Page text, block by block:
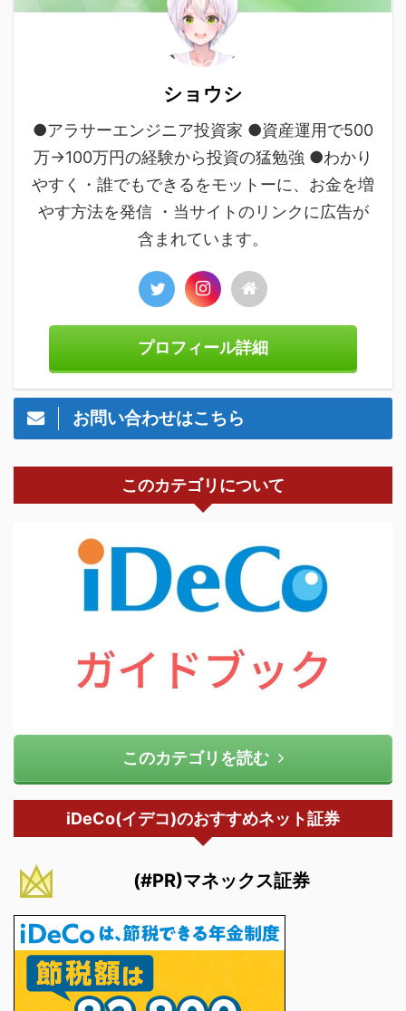
ショウシ
●アラサーエンジニア投資家 ●資産運用で500
万→100万円の経験から投資の猛勉強 ●わかり
やすく・誰でもできるをモットーに、お金を増
やす方法を発信 ・当サイトのリンクに広告が
含まれています。
プロフィール詳細
お問い合わせはこちら
このカテゴリについて
このカテゴリを読む
iDeCo(イデコ)のおすすめネット証券
(#PR)マネックス証券